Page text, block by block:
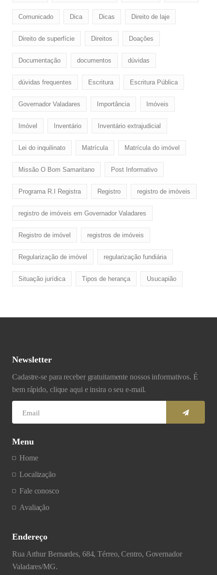
Comunicado Dica Dicas Direito de laje
Direito de superfície Direitos Doaçôes
Documentação documentos dúvidas
dúvidas frequentes Escritura Escritura Pública
Governador Valadares Importância Imóveis
Imóvel Inventário Inventário extrajudicial
Lei do inquilinato Matrícula Matrícula do imóvel
Missão O Bom Samaritano Post Informativo
Programa R.I Registra Registro registro de imóveis
registro de imóveis em Governador Valadares
Registro de imóvel registros de imóveis
Regularização de imóvel regularização fundiária
Situação jurídica Tipos de herança Usucapião
Newsletter
Cadastre-se para receber gratuitamente nossos informativos. É
bem rápido, clique aqui e insira o seu e-mail.
Menu
Home
Localização
Fale conosco
Avaliação
Endereço
Rua Arthur Bernardes, 684, Térreo, Centro, Governador
Valadares/MG.